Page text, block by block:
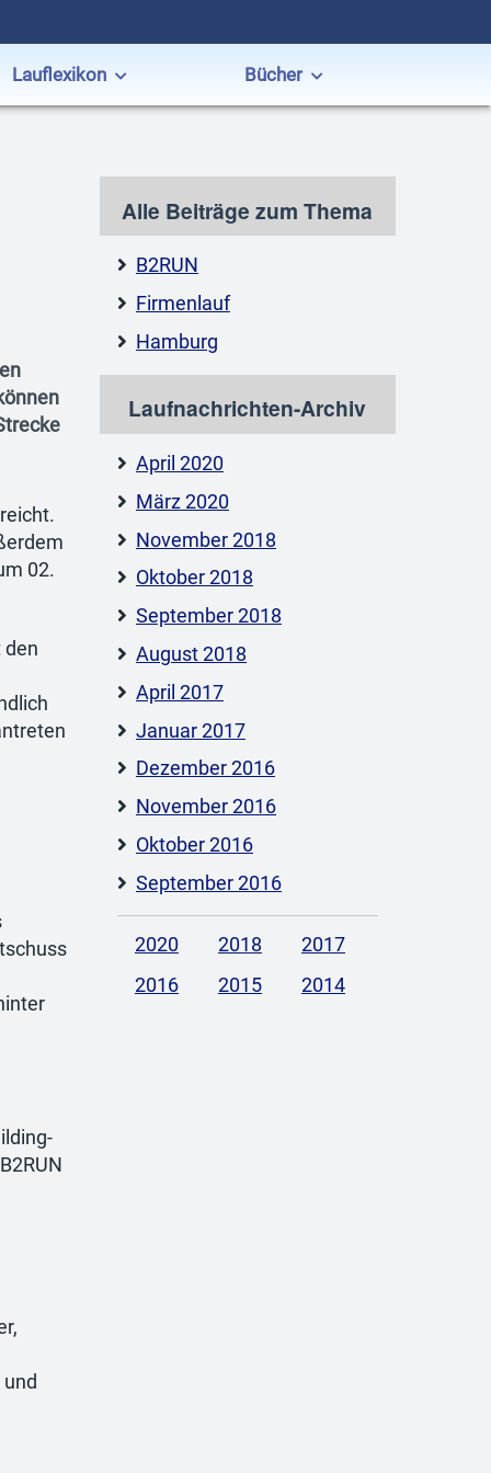
Lauflexikon Bücher
02.
den
Alle Beiträge zum Thema
B2RUN
Firmenlauf
Hamburg
Laufnachrichten-Archiv
April 2020
März 2020
November 2018
Oktober 2018
September 2018
August 2018
April 2017
Januar 2017
Dezember 2016
November 2016
Oktober 2016
September 2016
2020 2018
2017
2016
2015 2014